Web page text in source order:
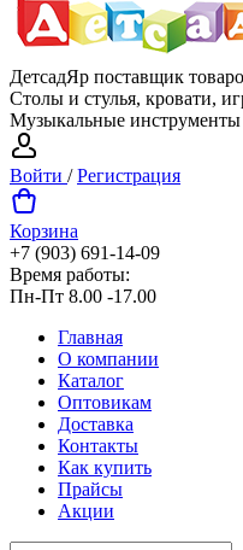
ДетсадЯр поставщик
Столы и стулья, кровати,
Музыкальные инструменты
Войти /Регистрация
Корзина
+7 (903) 691-14-09
Время работы:
Пн-Пт 8.00 -17.00
Главная
О компании
Каталог
Оптовикам
Доставка
Контакты
Как купить
Прайсы
Акции